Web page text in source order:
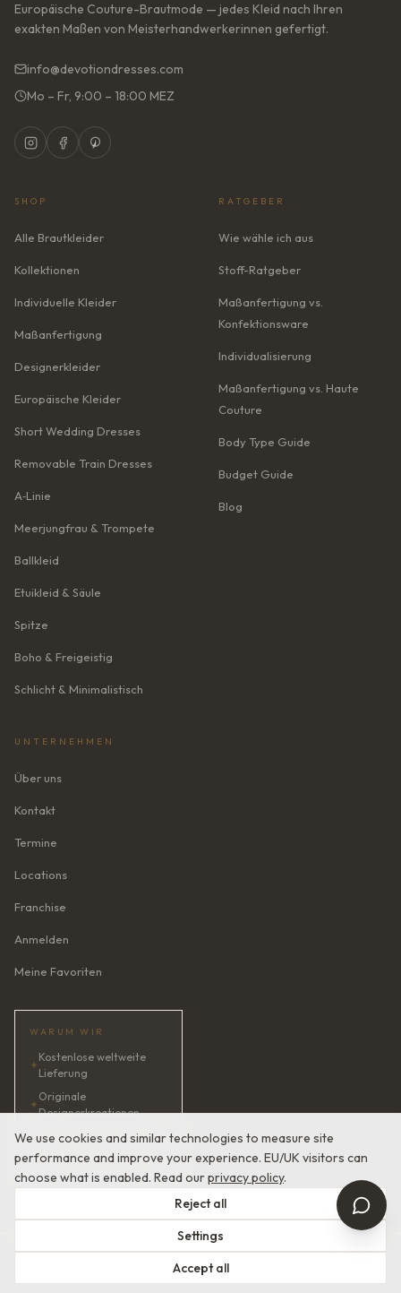
We use cookies and similar technologies to measure site
performance and improve your experience. EU/UK visitors can
choose what is enabled. Read ourprivacy policy.
Reject all
Settings
Accept all
Europäische Couture-Brautmode — jedes Kleid nach Ihren
exakten Maßen von Meisterhandwerkerinnen gefertigt.
info@devotiondresses.com
Mo – Fr, 9:00 – 18:00 MEZ
SHOP
Alle Brautkleider
Kollektionen
Individuelle Kleider
Maßanfertigung
Designerkleider
Europäische Kleider
Short Wedding Dresses
Removable Train Dresses
A‑Linie
Meerjungfrau & Trompete
Ballkleid
Etuikleid & Säule
Spitze
Boho & Freigeistig
Schlicht & Minimalistisch
RATGEBER
Wie wähle ich aus
Stoff-Ratgeber
Maßanfertigung vs.
Konfektionsware
Individualisierung
Maßanfertigung vs. Haute
Couture
Body Type Guide
Budget Guide
Blog
UNTERNEHMEN
Über uns
Kontakt
Termine
Locations
Franchise
Anmelden
Meine Favoriten
WARUM WIR
✦
Kostenlose weltweite
Lieferung
✦
Originale
Designerkreationen
✦KI-Brautberaterin · 24/7
✦Zufriedenheit garantiert
Datenschutzerklärung